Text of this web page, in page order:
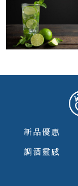
新品優惠
調酒靈感